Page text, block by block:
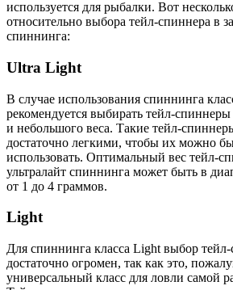
используется для рыбалки. Вот
относительно выбора тейл-спиннера в
спиннинга:
Ultra Light
В случае использования спиннинга
рекомендуется выбирать тейл-спиннеры
и небольшого веса. Такие тейл-
достаточно легкими, чтобы их можно
использовать. Оптимальный вес тейл-
ультралайт спиннинга может быть в
от 1 до 4 граммов.
Light
Для спиннинга класса Light выбор
достаточно огромен, так как это,
универсальный класс для ловли самой